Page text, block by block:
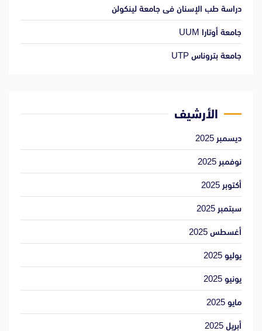
دراسة طب الإسنان فى جامعة لينكولن
جامعة أوتارا UUM
جامعة بتروناس UTP
الأرشيف
ديسمبر 2025
نوفمبر 2025
أكتوبر 2025
سبتمبر 2025
أغسطس 2025
يوليو 2025
يونيو 2025
مايو 2025
أبريل 2025